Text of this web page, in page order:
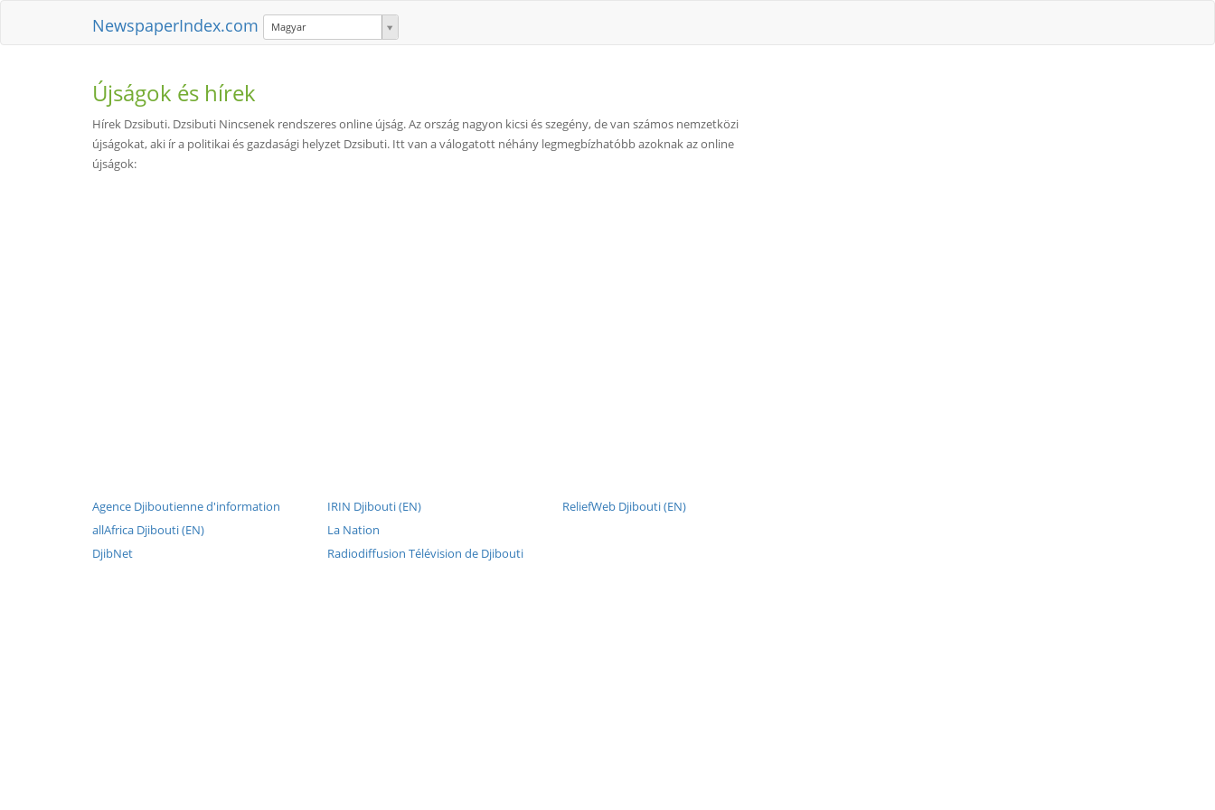
NewspaperIndex.com Magyar
Újságok és hírek
Hírek Dzsibuti. Dzsibuti Nincsenek rendszeres online újság. Az ország nagyon kicsi és szegény, de van számos nemzetközi
újságokat, aki ír a politikai és gazdasági helyzet Dzsibuti. Itt van a válogatott néhány legmegbízhatóbb azoknak az online
újságok:
Agence Djiboutienne d'information
allAfrica Djibouti (EN)
DjibNet
IRIN Djibouti (EN)
La Nation
Radiodiffusion Télévision de Djibouti
ReliefWeb Djibouti (EN)